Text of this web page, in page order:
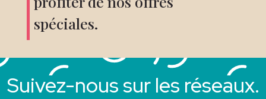
spéciales.
Suivez-nous sur les réseaux.